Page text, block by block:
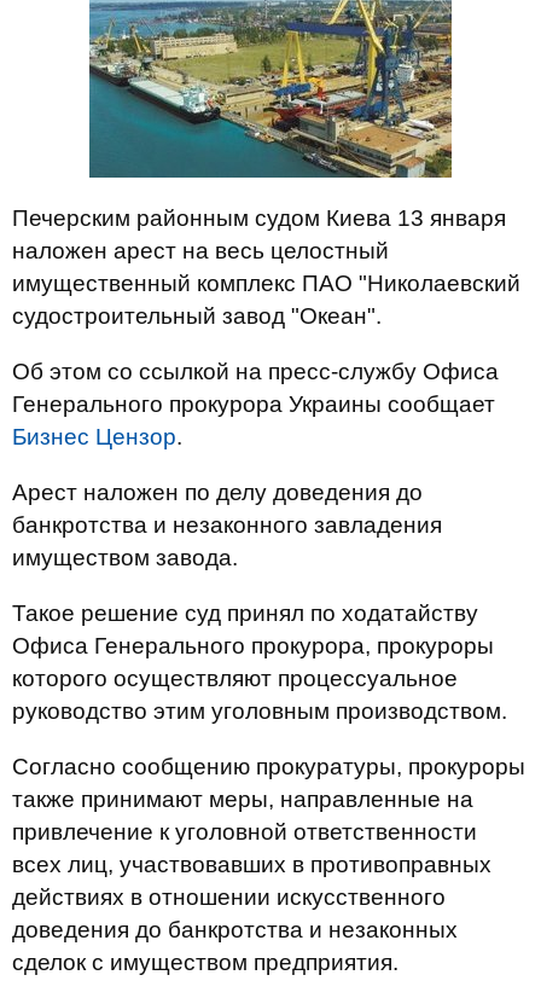
Печерским районным судом Киева 13 января
наложен арест на весь целостный
имущественный комплекс ПАО "Николаевский
судостроительный завод "Океан".
Об этом со ссылкой на пресс-службу Офиса
Генерального прокурора Украины сообщает
Бизнес Цензор.
Арест наложен по делу доведения до
банкротства и незаконного завладения
имуществом завода.
Такое решение суд принял по ходатайству
Офиса Генерального прокурора, прокуроры
которого осуществляют процессуальное
руководство этим уголовным производством.
Согласно сообщению прокуратуры, прокуроры
также принимают меры, направленные на
привлечение к уголовной ответственности
всех лиц, участвовавших в противоправных
действиях в отношении искусственного
доведения до банкротства и незаконных
сделок с имуществом предприятия.